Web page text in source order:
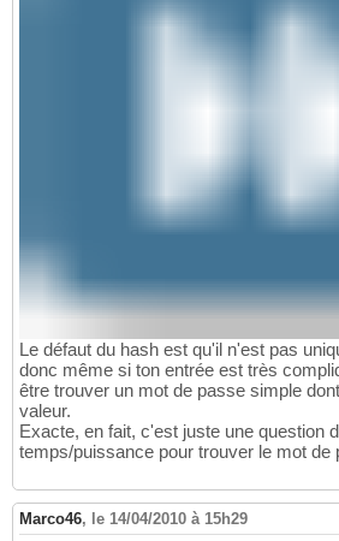
Le défaut du hash est qu'il n'est pas
donc même si ton entrée est très
être trouver un mot de passe simple
valeur.
Exacte, en fait, c'est juste une question
temps/puissance pour trouver le mot de
Marco46, le 14/04/2010 à 15h29